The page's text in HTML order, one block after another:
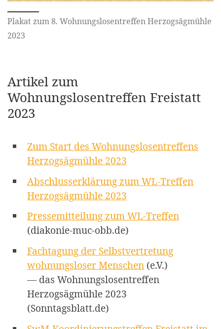
Plakat zum 8. Wohnungslosentreffen Herzogsägmühle
2023
Artikel zum
Wohnungslosentreffen Freistatt
2023
Zum Start des Wohnungslosentreffens
Herzogsägmühle 2023
Abschlusserklärung zum WL-Treffen
Herzogsägmühle 2023
Pressemitteilung zum WL-Treffen
(diakonie-muc-obb.de)
Fachtagung der Selbstvertretung
wohnungsloser Menschen (e.V.)
— das Wohnungslosentreffen
Herzogsägmühle 2023
(Sonntagsblatt.de)